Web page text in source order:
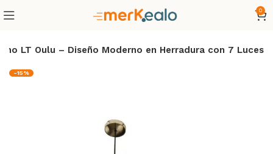
0
LT Oulu – Diseño Moderno en Herradura con 7 Luces
-15%